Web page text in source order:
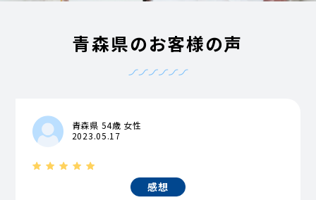
青森県のお客様の声
青森県 54歳 女性
2023.05.17
感想